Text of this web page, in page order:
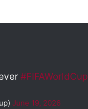
#FIFAWorldCup
June 19, 2026